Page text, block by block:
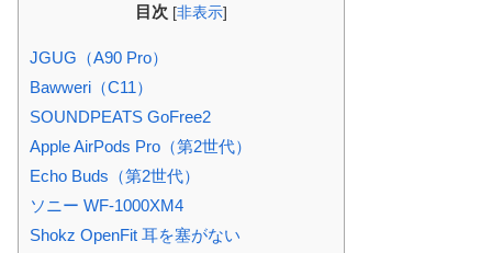
目次 [非表示]
JGUG（A90 Pro）
Bawweri（C11）
SOUNDPEATS GoFree2
Apple AirPods Pro（第2世代）
Echo Buds（第2世代）
ソニー WF-1000XM4
Shokz OpenFit 耳を塞がない